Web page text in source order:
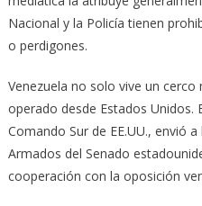
Nacional y la Policía tienen
o perdigones.
Venezuela no solo vive un
operado desde Estados Unidos.
Comando Sur de EE.UU., envió
Armados del Senado
cooperación con la oposición